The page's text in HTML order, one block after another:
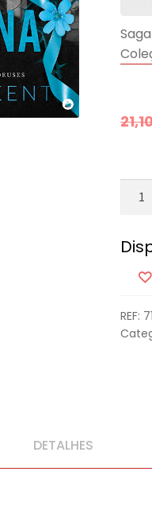
da
Ruína
REF:
DETALHES